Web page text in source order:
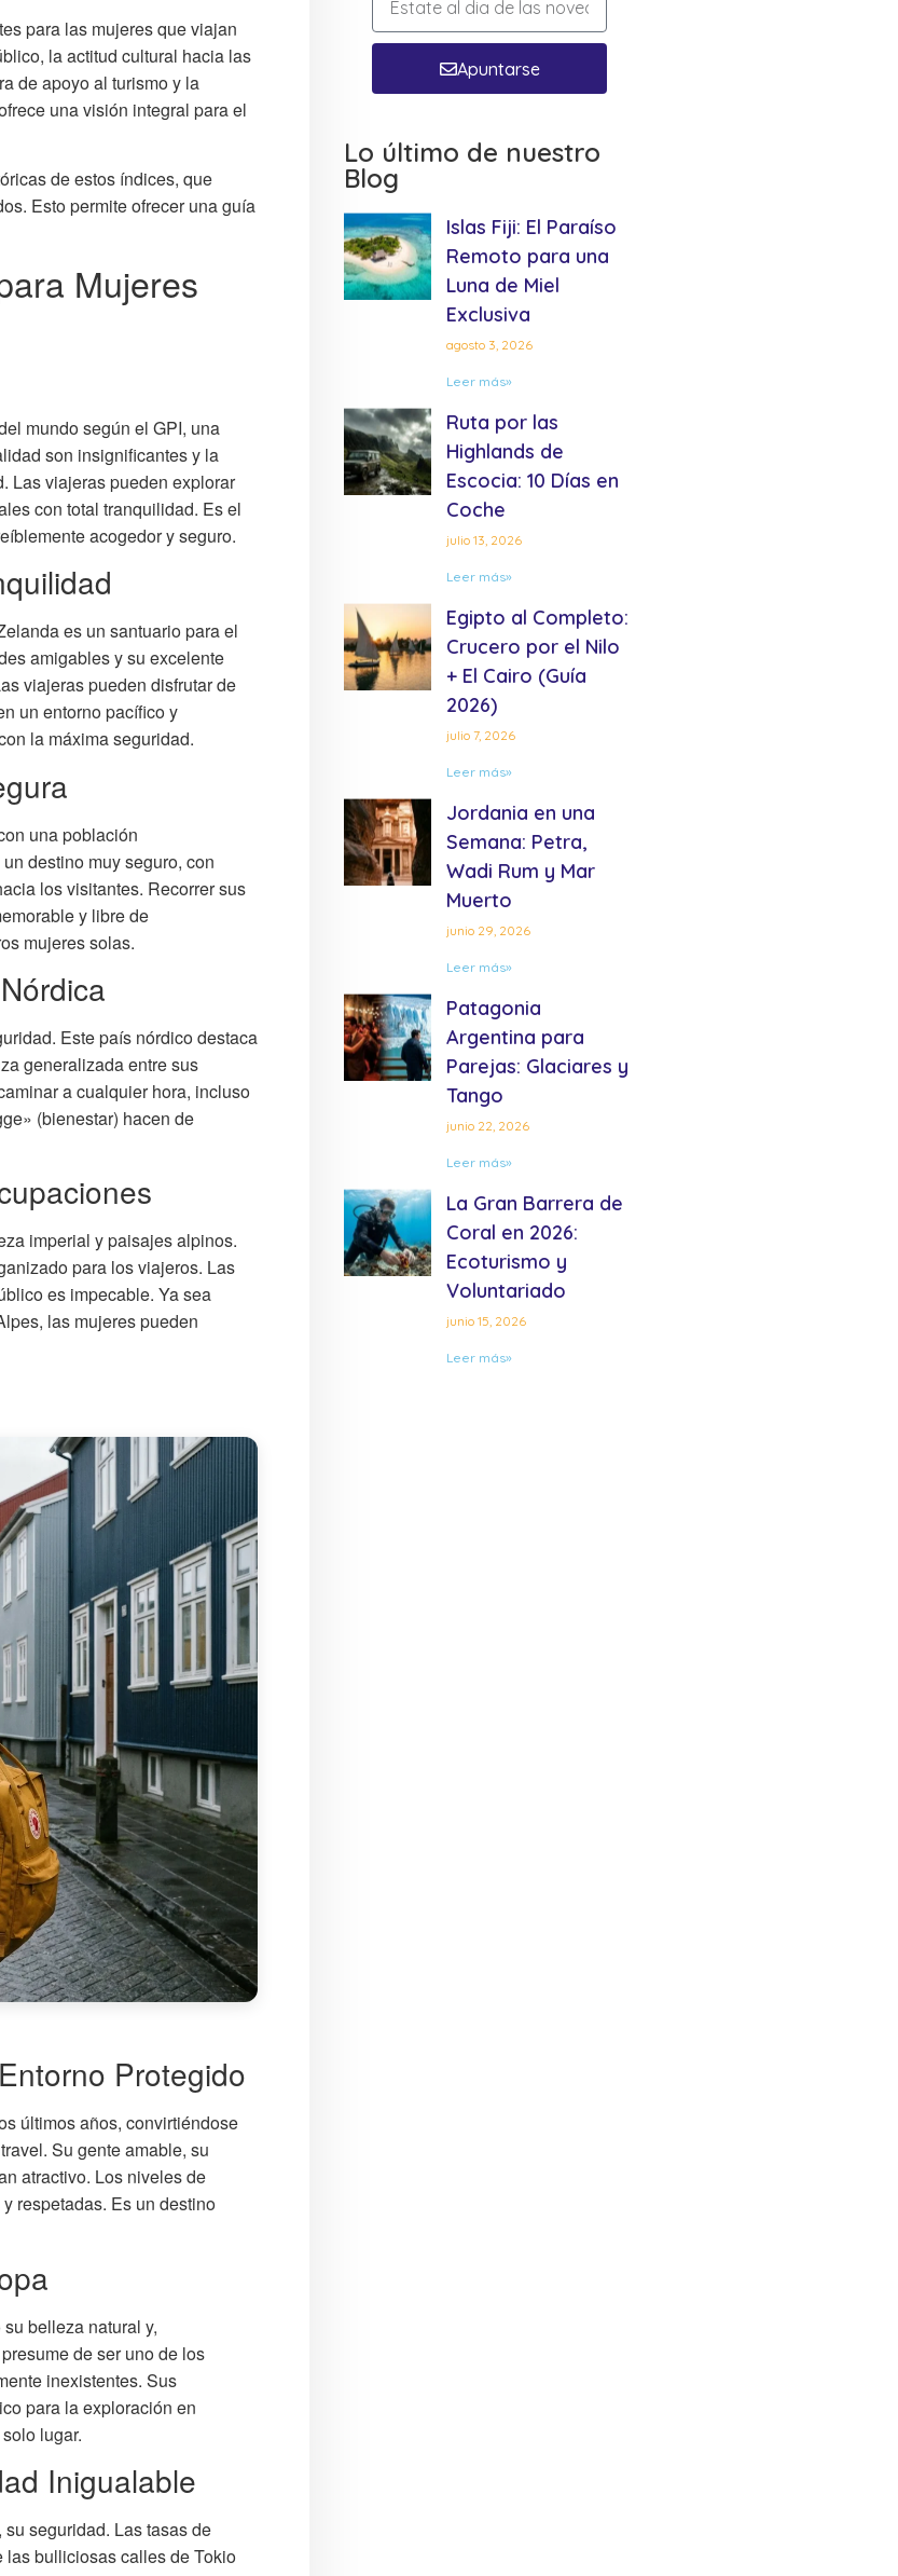
para las mujeres que viajan
la actitud cultural hacia las
de apoyo al turismo y la
una visión integral para el
de estos índices, que
Esto permite ofrecer una guía
Mujeres
mundo según el GPI, una
son insignificantes y la
Las viajeras pueden explorar
con total tranquilidad. Es el
acogedor y seguro.
es un santuario para el
amigables y su excelente
viajeras pueden disfrutar de
un entorno pacífico y
la máxima seguridad.
una población
destino muy seguro, con
los visitantes. Recorrer sus
y libre de
mujeres solas.
Este país nórdico destaca
generalizada entre sus
a cualquier hora, incluso
(bienestar) hacen de
imperial y paisajes alpinos.
para los viajeros. Las
es impecable. Ya sea
las mujeres pueden
Protegido
últimos años, convirtiéndose
Su gente amable, su
atractivo. Los niveles de
respetadas. Es un destino
belleza natural y,
de ser uno de los
inexistentes. Sus
para la exploración en
lugar.
Inigualable
seguridad. Las tasas de
bulliciosas calles de Tokio
Apuntarse
Lo último de nuestro
Blog
Islas Fiji: El Paraíso
Remoto para una
Luna de Miel
Exclusiva
agosto 3, 2026
Leer más»
Ruta por las
Highlands de
Escocia: 10 Días en
Coche
julio 13, 2026
Leer más»
Egipto al Completo:
Crucero por el Nilo
+ El Cairo (Guía
2026)
julio 7, 2026
Leer más»
Jordania en una
Semana: Petra,
Wadi Rum y Mar
Muerto
junio 29, 2026
Leer más»
Patagonia
Argentina para
Parejas: Glaciares y
Tango
junio 22, 2026
Leer más»
La Gran Barrera de
Coral en 2026:
Ecoturismo y
Voluntariado
junio 15, 2026
Leer más»